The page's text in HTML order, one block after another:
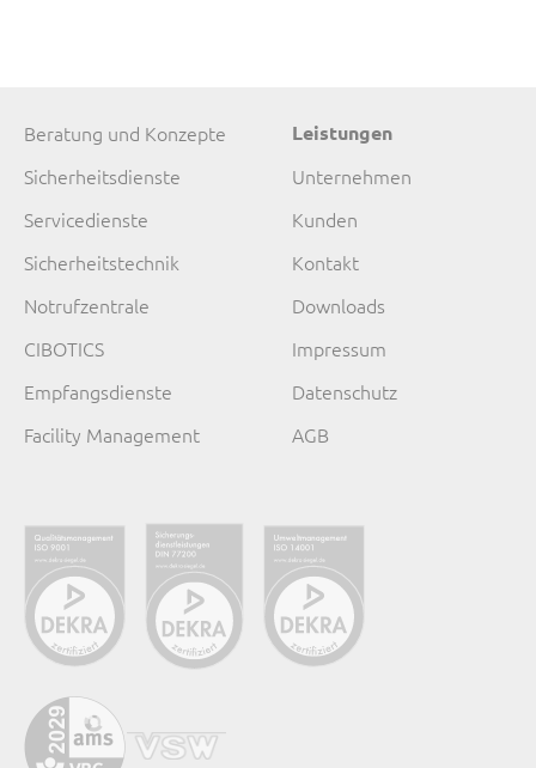
Navigation
überspringen
Beratung und Konzepte
Sicherheitsdienste
Servicedienste
Sicherheitstechnik
Notrufzentrale
CIBOTICS
Empfangsdienste
Facility Management
Navigation
überspringen
Leistungen
Unternehmen
Kunden
Kontakt
Downloads
Impressum
Datenschutz
AGB